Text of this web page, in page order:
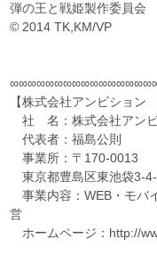
弾の王と戦姫製作委員会
© 2014 TK,KM/VP
【株式会社アンビション
社 名：株式会社アン
代表者：福島公則
事業所：〒170-0013
東京都豊島区東池袋3-
事業内容：WEB・モバ
営
ホームページ：http://